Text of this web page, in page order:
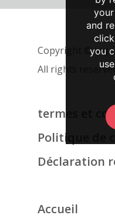
Copyright © inq.
All rights
termes et
Politique de
Déclaration
Accueil
and
you